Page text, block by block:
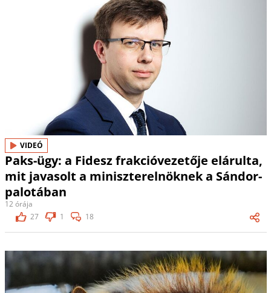
VIDEÓ
Paks-ügy: a Fidesz frakcióvezetője elárulta,
mit javasolt a miniszterelnöknek a Sándor-
palotában
12 órája
27
1 18